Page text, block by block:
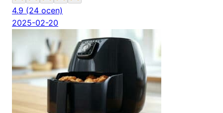
4.9 (24 ocen)
2025-02-20